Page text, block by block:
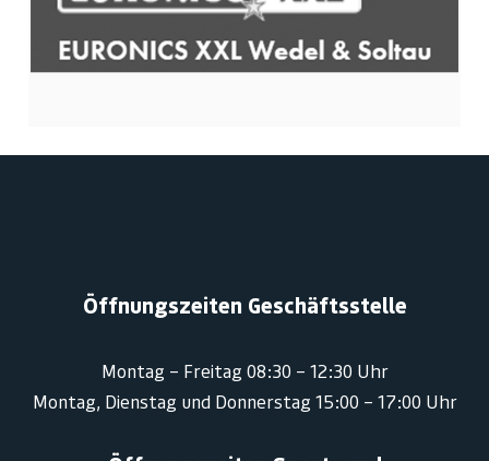
Öffnungszeiten Geschäftsstelle
Montag – Freitag 08:30 – 12:30 Uhr
Montag, Dienstag und Donnerstag 15:00 – 17:00 Uhr